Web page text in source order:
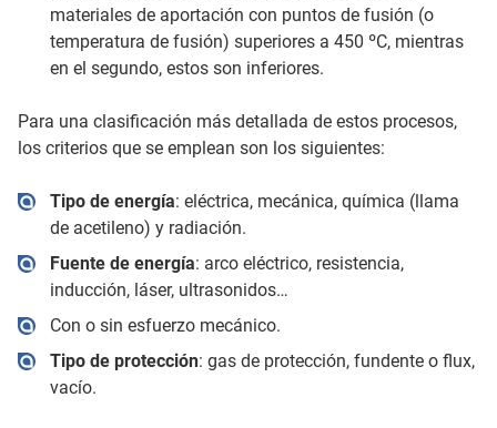
materiales de aportación con puntos de fusión (o
temperatura de fusión) superiores a 450 ºC, mientras
en el segundo, estos son inferiores.
Para una clasificación más detallada de estos procesos,
los criterios que se emplean son los siguientes:
Tipo de energía: eléctrica, mecánica, química (llama
de acetileno) y radiación.
Fuente de energía: arco eléctrico, resistencia,
inducción, láser, ultrasonidos…
Con o sin esfuerzo mecánico.
Tipo de protección: gas de protección, fundente o flux,
vacío.